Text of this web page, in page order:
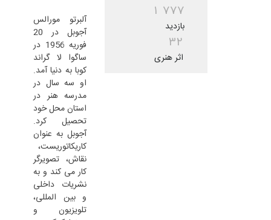
1 777
بازدید
32
اثر هنری
آلبرتو مورالس
آجوبل در 20
فوریه 1956 در
ساگوا لا گراند
کوبا به دنیا آمد.
او سه سال در
مدرسه هنر در
استان محل خود
تحصیل کرد.
آجوبل به عنوان
کاریکاتوریست،
نقاش، تصویرگر
کار می کند و به
نشریات داخلی
و بین المللی،
تلویزیون و